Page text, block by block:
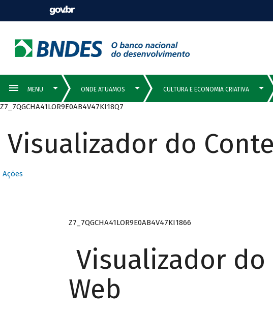
Z7_7QGCHA41LOR9E0AB4V47KI18Q7
Visualizador do
Ações
Z7_7QGCHA41LOR9E0AB4V47KI1866
Visualizador
Web